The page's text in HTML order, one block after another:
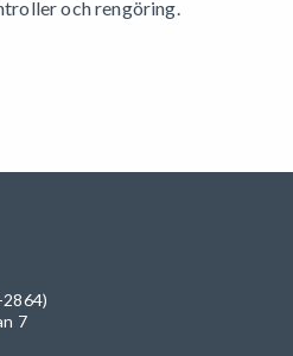
och rengöring.
7